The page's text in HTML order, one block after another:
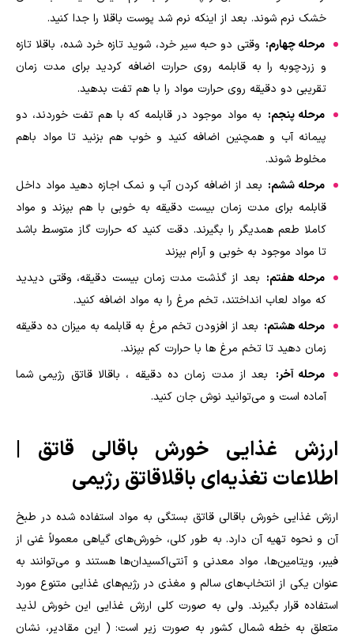
خشک نرم شوند. بعد از اینکه نرم شد پوست باقلا را جدا کنید.
مرحله چهارم: وقتی دو حبه سیر خرد، شوید تازه خرد شده، باقلا تازه
و زردچوبه را به قابلمه روی حرارت اضافه کردید برای مدت زمان
تقریبی دو دقیقه روی حرارت مواد را با هم تفت بدهید.
مرحله پنجم: به مواد موجود در قابلمه که با هم تفت خوردند، دو
پیمانه آب و همچنین اضافه کنید و خوب هم بزنید تا مواد باهم
مخلوط شوند.
مرحله ششم: بعد از اضافه کردن آب و نمک اجازه دهید مواد داخل
قابلمه برای مدت زمان بیست دقیقه به خوبی با هم بپزند و مواد
کاملا طعم همدیگر را بگیرند. دقت کنید که حرارت گاز متوسط باشد
تا مواد موجود به خوبی و آرام بپزند
مرحله هفتم: بعد از گذشت مدت زمان بیست دقیقه، وقتی دیدید
که مواد لعاب انداختند، تخم مرغ را به مواد اضافه کنید.
مرحله هشتم: بعد از افزودن تخم مرغ به قابلمه به میزان ده دقیقه
زمان دهید تا تخم مرغ ها با حرارت کم بپزند.
مرحله آخر: بعد از مدت زمان ده دقیقه ، باقالا قاتق رژیمی شما
آماده است و می‌توانید نوش جان کنید.
ارزش غذایی خورش باقالی قاتق |
اطلاعات تغذیه‌ای باقلاقاتق رژیمی
ارزش غذایی خورش باقالی قاتق بستگی به مواد استفاده شده در طبخ
آن و نحوه تهیه آن دارد. به طور کلی، خورش‌های گیاهی معمولاً غنی از
فیبر، ویتامین‌ها، مواد معدنی و آنتی‌اکسیدان‌ها هستند و می‌توانند به
عنوان یکی از انتخاب‌های سالم و مغذی در رژیم‌های غذایی متنوع مورد
استفاده قرار بگیرند. ولی به صورت کلی ارزش غذایی این خورش لذید
متعلق به خطه شمال کشور به صورت زیر است: ( این مقادیر، نشان